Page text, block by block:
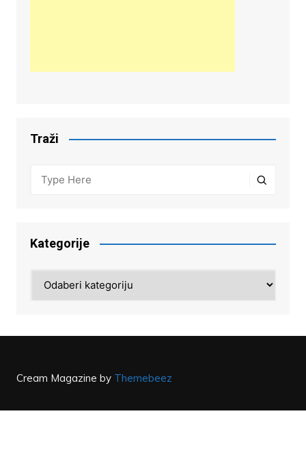
Traži
Kategorije
Cream Magazine by Themebeez